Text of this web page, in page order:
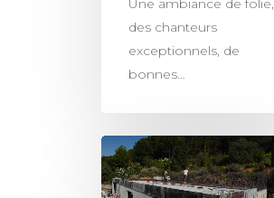
Une ambiance de folie,
des chanteurs
exceptionnels, de
bonnes…